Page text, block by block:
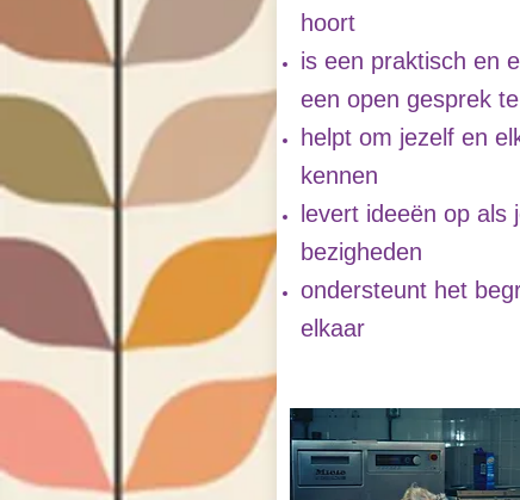
hoort
is een praktisch en
een open gesprek
helpt om jezelf en
kennen
levert ideeën op als
bezigheden
ondersteunt het
elkaar